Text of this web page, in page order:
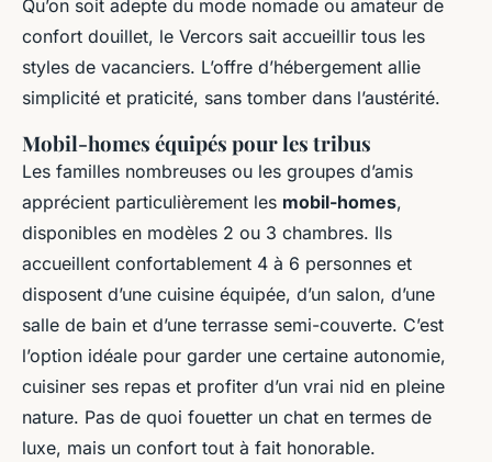
Qu’on soit adepte du mode nomade ou amateur de
confort douillet, le Vercors sait accueillir tous les
styles de vacanciers. L’offre d’hébergement allie
simplicité et praticité, sans tomber dans l’austérité.
Mobil-homes équipés pour les tribus
Les familles nombreuses ou les groupes d’amis
apprécient particulièrement les mobil-homes,
disponibles en modèles 2 ou 3 chambres. Ils
accueillent confortablement 4 à 6 personnes et
disposent d’une cuisine équipée, d’un salon, d’une
salle de bain et d’une terrasse semi-couverte. C’est
l’option idéale pour garder une certaine autonomie,
cuisiner ses repas et profiter d’un vrai nid en pleine
nature. Pas de quoi fouetter un chat en termes de
luxe, mais un confort tout à fait honorable.